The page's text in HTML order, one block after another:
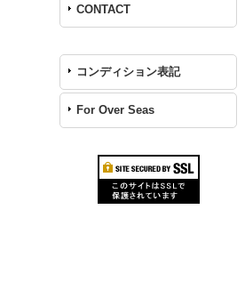
CONTACT
コンディション表記
For Over Seas